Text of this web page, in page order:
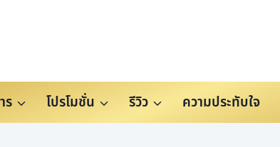
ร โปรโมชั่น รีวิว ความประทับใจ